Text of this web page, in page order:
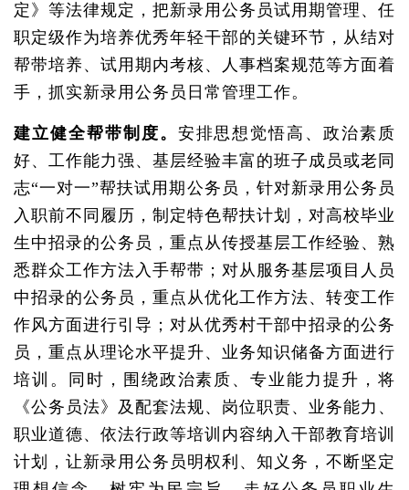
定》等法律规定，把新录用公务员试用期管理、任
职定级作为培养优秀年轻干部的关键环节，从结对
帮带培养、试用期内考核、人事档案规范等方面着
手，抓实新录用公务员日常管理工作。
建立健全帮带制度。 安排思想觉悟高、政治素质
好、工作能力强、基层经验丰富的班子成员或老同
志“一对一”帮扶试用期公务员，针对新录用公务员
入职前不同履历，制定特色帮扶计划，对高校毕业
生中招录的公务员，重点从传授基层工作经验、熟
悉群众工作方法入手帮带；对从服务基层项目人员
中招录的公务员，重点从优化工作方法、转变工作
作风方面进行引导；对从优秀村干部中招录的公务
员，重点从理论水平提升、业务知识储备方面进行
培训。同时，围绕政治素质、专业能力提升，将
《公务员法》及配套法规、岗位职责、业务能力、
职业道德、依法行政等培训内容纳入干部教育培训
计划，让新录用公务员明权利、知义务，不断坚定